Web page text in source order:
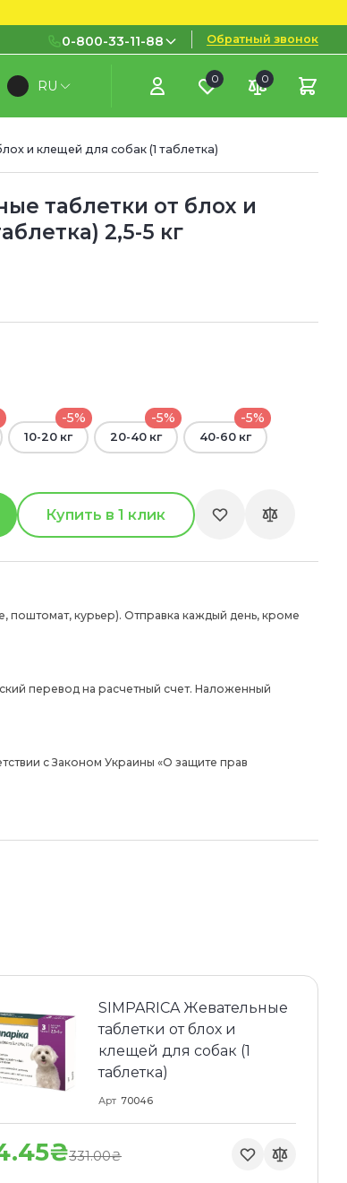
0-800-33-11-88
0-800-33-11-88
Бесплатно с городских и
(097) 133 11 88
(095) 133 11 88
(073) 133 11 88
Обратный звонок
RU 0 0
и клещей для собак (1 таблетка)
таблетки от блох и
2,5-5 кг
-5%
10-20 кг
-5%
20-40 кг
-5%
40-60 кг
Купить в 1 клик
поштомат, курьер). Отправка каждый день, кроме
перевод на расчетный счет. Наложенный
с Законом Украины «О защите прав
SIMPARICA Жевательные
таблетки от блох и
клещей для собак (1
таблетка)
Арт 70046
331.00₴